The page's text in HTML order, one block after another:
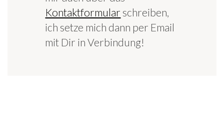
Kontaktformular schreiben,
ich setze mich dann per Email
mit Dir in Verbindung!